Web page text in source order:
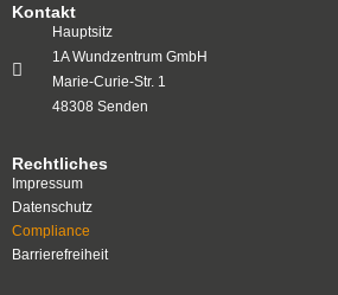
Kontakt
Hauptsitz
1A Wundzentrum GmbH
Marie-Curie-Str. 1
48308 Senden
Rechtliches
Impressum
Datenschutz
Compliance
Barrierefreiheit